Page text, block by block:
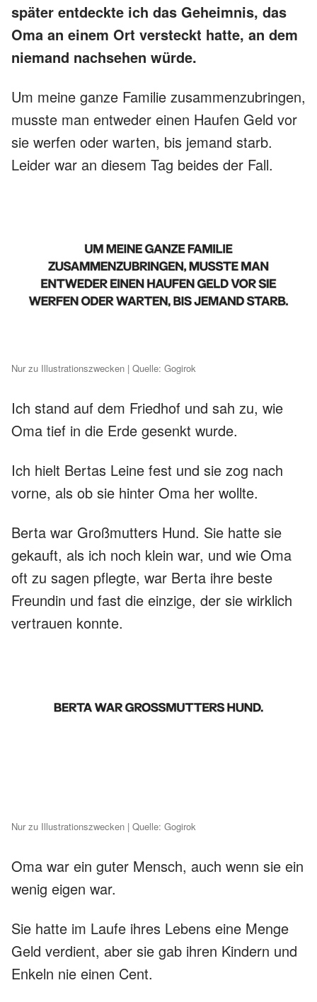
später entdeckte ich das Geheimnis, das
Oma an einem Ort versteckt hatte, an dem
niemand nachsehen würde.
Um meine ganze Familie zusammenzubringen,
musste man entweder einen Haufen Geld vor
sie werfen oder warten, bis jemand starb.
Leider war an diesem Tag beides der Fall.
Nur zu Illustrationszwecken | Quelle: Gogirok
Ich stand auf dem Friedhof und sah zu, wie
Oma tief in die Erde gesenkt wurde.
Ich hielt Bertas Leine fest und sie zog nach
vorne, als ob sie hinter Oma her wollte.
Berta war Großmutters Hund. Sie hatte sie
gekauft, als ich noch klein war, und wie Oma
oft zu sagen pflegte, war Berta ihre beste
Freundin und fast die einzige, der sie wirklich
vertrauen konnte.
Nur zu Illustrationszwecken | Quelle: Gogirok
Oma war ein guter Mensch, auch wenn sie ein
wenig eigen war.
Sie hatte im Laufe ihres Lebens eine Menge
Geld verdient, aber sie gab ihren Kindern und
Enkeln nie einen Cent.